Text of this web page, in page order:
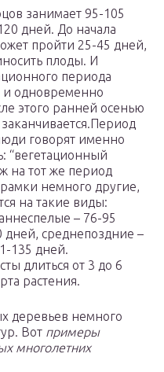
занимает 95-105
дней. До начала
пройти 25-45 дней,
плоды. И
периода
и одновременно
этого ранней осенью
Период
говорят именно
“вегетационный
на тот же период
немного другие,
на такие виды:
– 76-95
дней, среднепоздние –
135 дней.
длиться от 3 до 6
растения.
деревьев немного
Вот примеры
многолетних